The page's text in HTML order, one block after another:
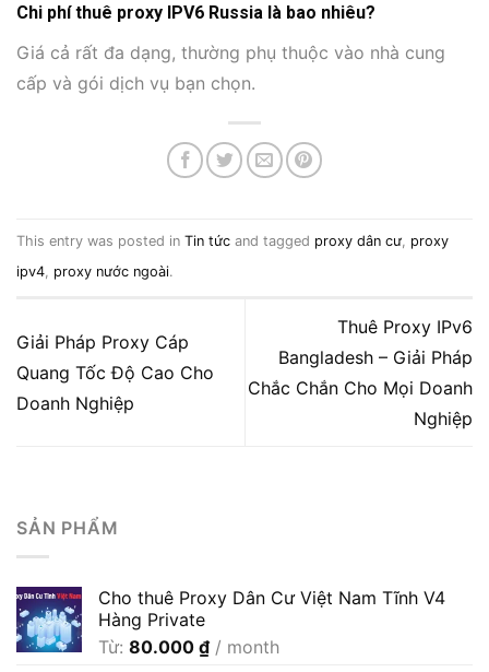
Chi phí thuê proxy IPV6 Russia là bao nhiêu?
Giá cả rất đa dạng, thường phụ thuộc vào nhà cung
cấp và gói dịch vụ bạn chọn.
This entry was posted in Tin tức and tagged proxy dân cư, proxy
ipv4, proxy nước ngoài.
Giải Pháp Proxy Cáp
Quang Tốc Độ Cao Cho
Doanh Nghiệp
Thuê Proxy IPv6
Bangladesh – Giải Pháp
Chắc Chắn Cho Mọi Doanh
Nghiệp
SẢN PHẨM
Cho thuê Proxy Dân Cư Việt Nam Tĩnh V4
Hàng Private
Từ: 80.000 ₫ / month